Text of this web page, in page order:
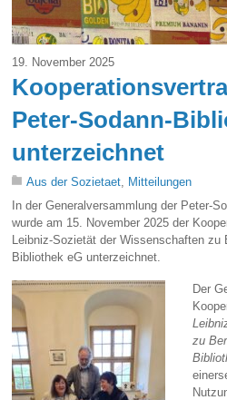
19. November 2025
Peter-Sodann-
unterzeichnet
Aus der Sozietaet, Mitteilungen
In der Generalversammlung der Peter-
wurde am 15. November 2025 der
Leibniz-Sozietät der Wissenschaften zu
Bibliothek eG unterzeichnet.
Der
zu